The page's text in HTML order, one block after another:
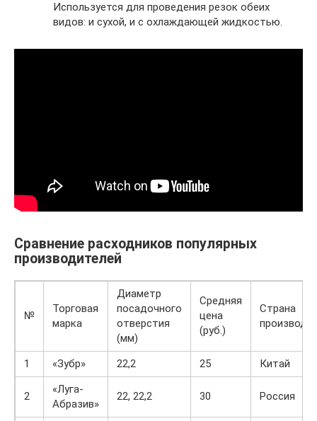
Используется для проведения резок обеих
видов: и сухой, и с охлаждающей жидкостью.
Сравнение расходников популярных
производителей
№
Торговая
марка
Диаметр
посадочного
отверстия
(мм)
Средняя
цена
(руб.)
Страна
1 «Зубр» 22,2 25 Китай
2
«Луга-
Абразив»
22, 22,2 30 Россия